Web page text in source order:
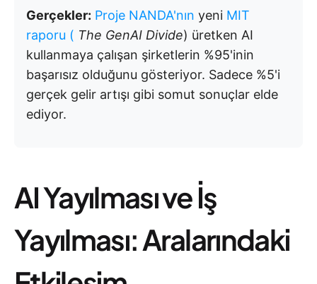
Gerçekler: Proje NANDA'nın yeni MIT
raporu ( The GenAI Divide) üretken AI
kullanmaya çalışan şirketlerin %95'inin
başarısız olduğunu gösteriyor. Sadece %5'i
gerçek gelir artışı gibi somut sonuçlar elde
ediyor.
AI Yayılması ve İş
Yayılması: Aralarındaki